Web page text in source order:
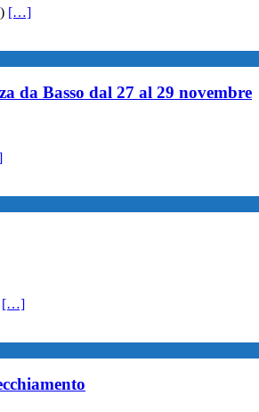
[…]
da Basso dal 27 al 29 novembre
[…]